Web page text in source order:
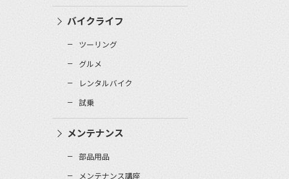
バイクライフ
ツーリング
グルメ
レンタルバイク
試乗
メンテナンス
部品用品
メンテナンス講座